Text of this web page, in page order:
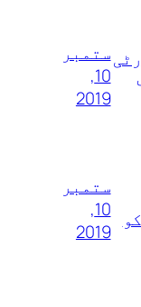
ستمبر
10,
2019
ستمبر
10,
2019